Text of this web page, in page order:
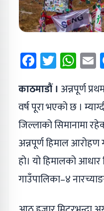
Facebook
काठमाडौं । अन्नपूर्ण
वर्ष पूरा भएको छ ।
जिल्लाको सिमानामा
अन्नपूर्ण हिमाल
हो। यो हिमालको आधार
गाउँपालिका–४